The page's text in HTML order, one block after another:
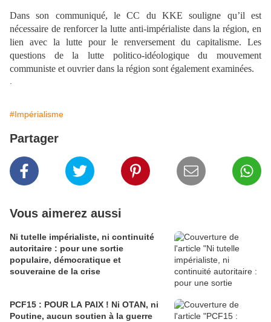
Dans son communiqué, le CC du KKE souligne qu’il est
nécessaire de renforcer la lutte anti-impérialiste dans la région, en
lien avec la lutte pour le renversement du capitalisme. Les
questions de la lutte politico-idéologique du mouvement
communiste et ouvrier dans la région sont également examinées.
#Impérialisme
Partager
Vous aimerez aussi
Ni tutelle impérialiste, ni continuité
autoritaire : pour une sortie
populaire, démocratique et
souveraine de la crise
PCF15 : POUR LA PAIX ! Ni OTAN, ni
Poutine, aucun soutien à la guerre